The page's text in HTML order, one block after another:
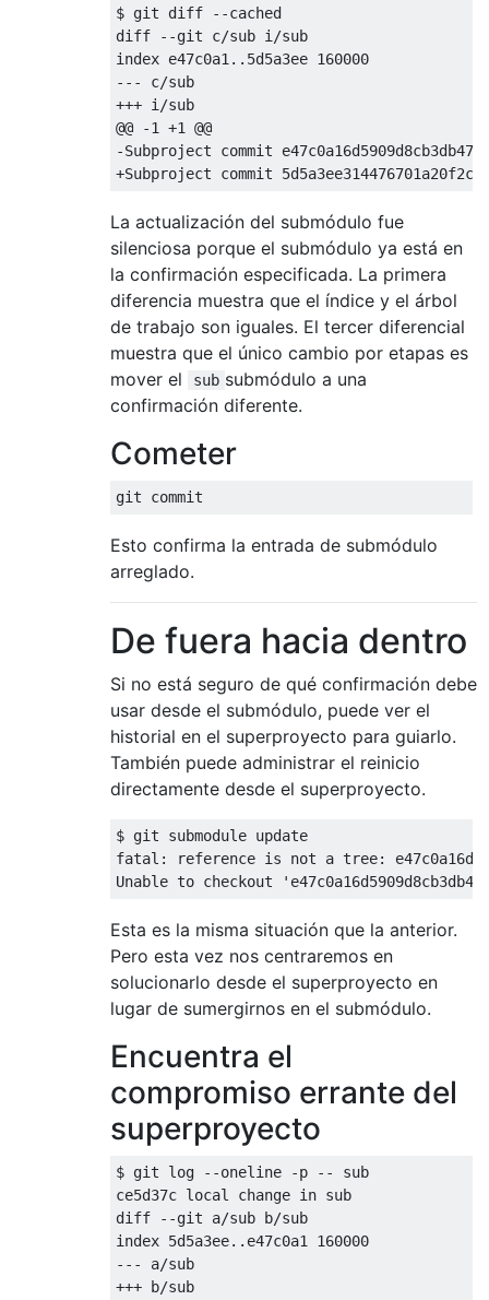
$ git diff --cached
diff --git c/sub i/sub
index e47c0a1..5d5a3ee 160000
--- c/sub
+++ i/sub
@@ -1 +1 @@
-Subproject commit
La actualización del submódulo fue
silenciosa porque el submódulo ya está en
la confirmación especificada. La primera
diferencia muestra que el índice y el árbol
de trabajo son iguales. El tercer diferencial
muestra que el único cambio por etapas es
mover el
sub submódulo a una
confirmación diferente.
Cometer
Esto confirma la entrada de submódulo
arreglado.
De fuera hacia dentro
Si no está seguro de qué confirmación debe
usar desde el submódulo, puede ver el
historial en el superproyecto para guiarlo.
También puede administrar el reinicio
directamente desde el superproyecto.
$ git submodule update
fatal: reference is not a tree:
Esta es la misma situación que la anterior.
Pero esta vez nos centraremos en
solucionarlo desde el superproyecto en
lugar de sumergirnos en el submódulo.
Encuentra el
compromiso errante del
superproyecto
$ git log --oneline -p -- sub
ce5d37c local change in sub
diff --git a/sub b/sub
index 5d5a3ee..e47c0a1 160000
--- a/sub
+++ b/sub